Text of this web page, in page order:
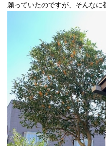
願っていたのですが、そんなに